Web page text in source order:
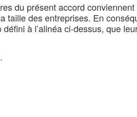
du présent accord conviennent
des entreprises. En
à l’alinéa ci-dessus, que